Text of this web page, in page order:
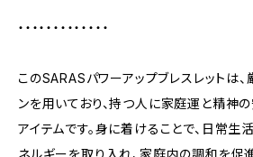
・・・・・・・・・・・・・
このSARASパワーアップブレスレットは
ンを用いており、持つ人に家庭運と精神
アイテムです。身に着けることで、日常生
ネルギーを取り入れ、家庭内の調和を促